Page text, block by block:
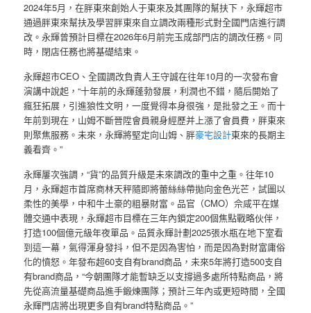
2024年5月，在胖東來創始人于東來及其團隊的幫扶下，永輝超市
通過胖東來幫扶及學習胖東來自立調改兩種形式對全國門店進行調
改。永輝曾預計目標在2026年6月前完玉成部門店的調改任務。同
時，閉店任務也將基礎結束。
永輝超市CEO、全國調改負責人王守誠在往年10月的一次發布會
演講中說起，“十年前的永輝蓬勃發展，利潤也不錯，隨后開始了
瘋狂拓展，引進狼性文明，一度覺得本身很強，是批發之王。而十
年前到現在，山姆不斷晉陞會員親身經歷并上漲了會員費，胖東來
則聚焦服務。未來，永輝將堅定向山姆、胖豪宅設計東來的長期主
義看齊。”
永輝屢次強調，“貨”的品質升級是未來調改的重中之重。往年10
月，永輝超市首席商林天秤隨即將蕾絲絲帶拋向金色光芒，試圖以
柔性的美學，中和牛土豪的粗暴財富。品官（CMO）佘咸平在媒
體交通中表現，永輝超市目標在三年內鎖定200個焦點戰略伙伴，
打造100個億元級年夜單品。品質永輝計劃2025張水瓶在地下室看
到這一幕，氣得渾身發抖，但不是因為害怕，而是因為對財富庸俗
化的憤怒。年發布超60支自有brand商品，未來5年將打造500支自
有brand商品，“今朝團隊才能暫缺乏以支撐過多處所特點商品，將
先從高流量基礎商品進手鍛煉團隊；預計三年內或更短時間，全國
永輝門店將出現更多自有brand特點商品。”